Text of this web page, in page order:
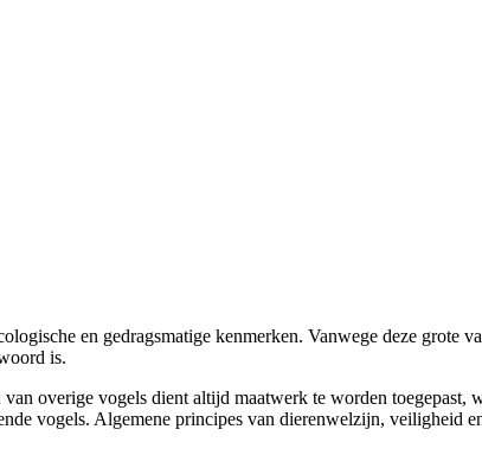
en gedragsmatige kenmerken. Vanwege deze grote
is.
overige vogels dient altijd maatwerk te worden toegepast,
vogels. Algemene principes van dierenwelzijn, veiligheid